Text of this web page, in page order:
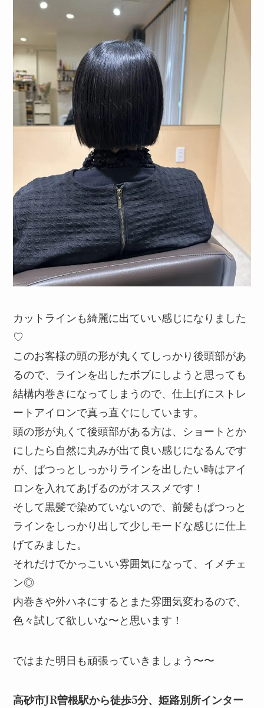
カットラインも綺麗に出ていい感じになりました
♡
このお客様の頭の形が丸くてしっかり後頭部があ
るので、ラインを出したボブにしようと思っても
結構内巻きになってしまうので、仕上げにストレ
ートアイロンで真っ直ぐにしています。
頭の形が丸くて後頭部がある方は、ショートとか
にしたら自然に丸みが出て良い感じになるんです
が、ぱつっとしっかりラインを出したい時はアイ
ロンを入れてあげるのがオススメです！
そして黒髪で染めていないので、前髪もぱつっと
ラインをしっかり出して少しモードな感じに仕上
げてみました。
それだけでかっこいい雰囲気になって、イメチェ
ン◎
内巻きや外ハネにするとまた雰囲気変わるので、
色々試して欲しいな〜と思います！
ではまた明日も頑張っていきましょう〜〜
高砂市JR曽根駅から徒歩5分、姫路別所インター